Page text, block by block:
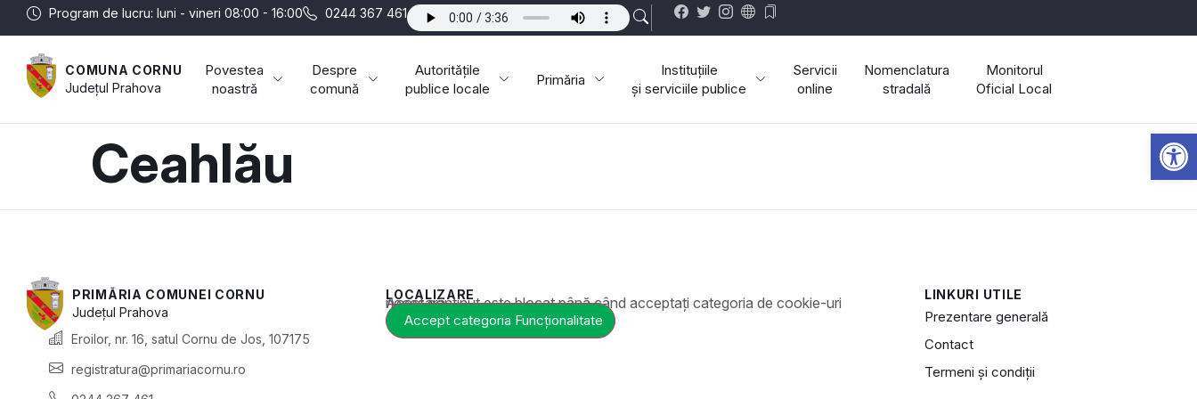
Program de lucru: luni - vineri 08:00 - 16:00 0244 367 461
COMUNA CORNU
JudețulPrahova
Povestea
noastră
Despre
comună
Autoritățile
publice locale
Primăria
Instituțiile
și serviciile publice
Servicii
online
Nomenclatura
stradală
Monitorul
Oficial Local
Ceahlău
PRIMĂRIA COMUNEI CORNU
JudețulPrahova
Eroilor, nr. 16, satul Cornu de Jos, 107175
registratura@primariacornu.ro
LOCALIZARE
Acest conținut este blocat până când acceptați categoria de cookie-uri necesară.
Accept categoria Funcționalitate
LINKURI UTILE
Prezentare generală
Contact
Termeni și condiții